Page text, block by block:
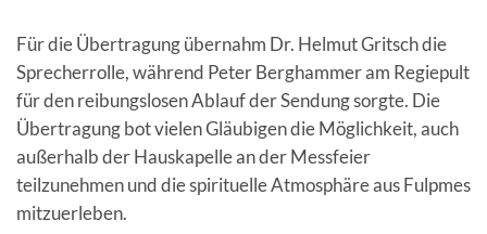
Für die Übertragung übernahm Dr. Helmut Gritsch die
Sprecherrolle, während Peter Berghammer am Regiepult
für den reibungslosen Ablauf der Sendung sorgte. Die
Übertragung bot vielen Gläubigen die Möglichkeit, auch
außerhalb der Hauskapelle an der Messfeier
teilzunehmen und die spirituelle Atmosphäre aus Fulpmes
mitzuerleben.